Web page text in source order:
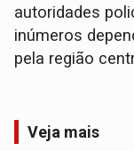
autoridades
inúmeros
pela região
Veja mais